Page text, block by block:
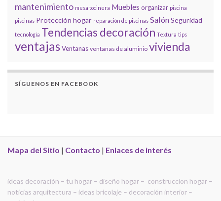
mantenimiento mesa tocinera Muebles organizar piscina
piscinas Protección hogar reparación de piscinas SalónSeguridad
tecnología Tendencias decoración Textura tips
ventajasVentanas ventanas de aluminio vivienda
SÍGUENOS EN FACEBOOK
Mapa del Sitio | Contacto | Enlaces de interés
ideas decoración – tu hogar – diseño hogar – construccion hogar –
noticias arquitectura – ideas bricolaje – decoración interior –